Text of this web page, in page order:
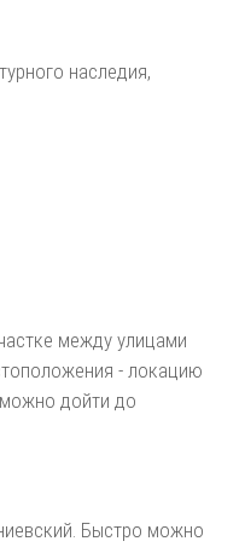
наследия,
между улицами
- локацию
дойти до
Быстро можно